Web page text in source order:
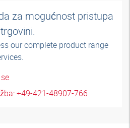
za mogućnost pristupa
our complete product range
+49-421-48907-766